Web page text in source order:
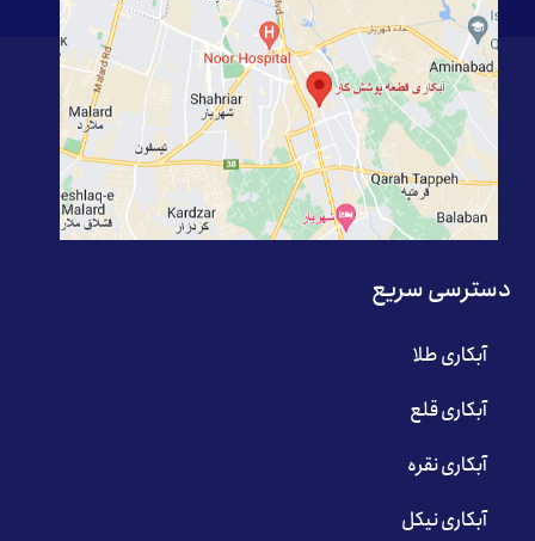
دسترسی سریع
آبکاری طلا
آبکاری قلع
آبکاری نقره
آبکاری نیکل